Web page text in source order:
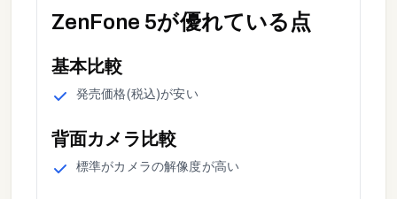
ZenFone 5が優れている点
基本比較
発売価格(税込)が安い
背面カメラ 比較
標準がカメラの解像度が高い